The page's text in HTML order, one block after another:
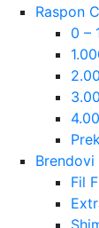
Raspon
0 –
Brendovi
Fil